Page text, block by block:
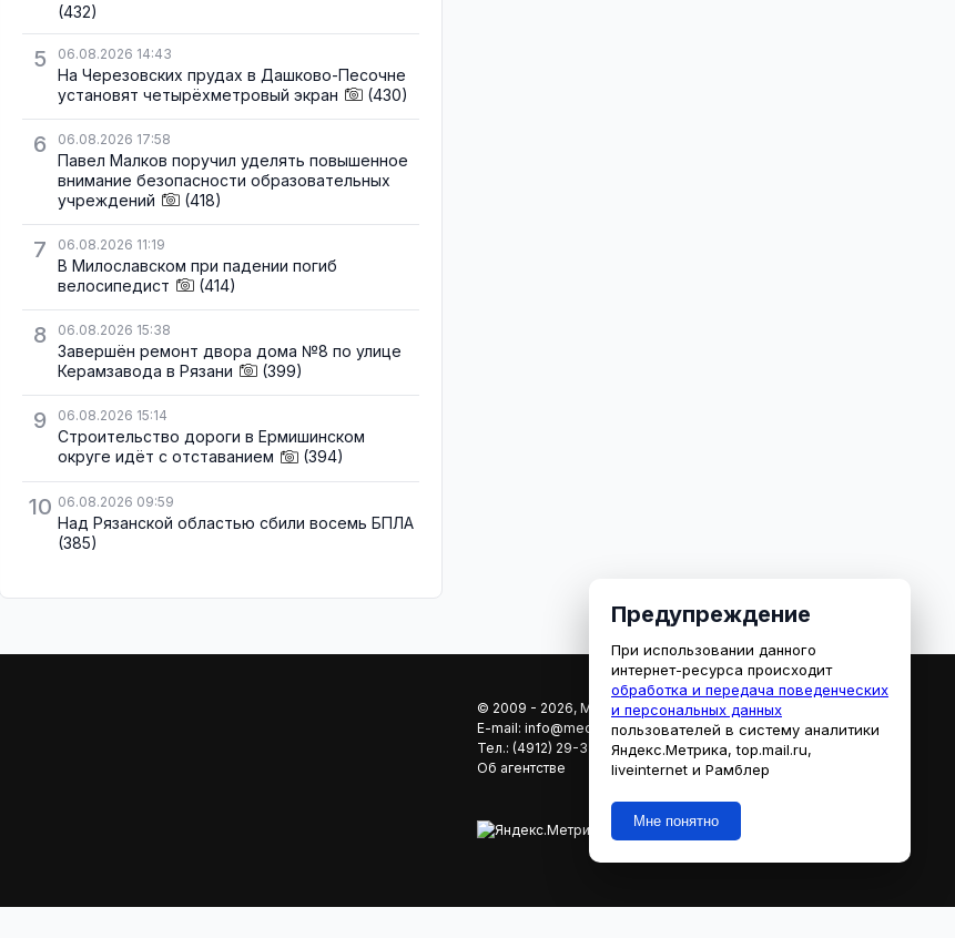
(432)
5 06.08.2026 14:43
На Черезовских прудах в Дашково-Песочне
установят четырёхметровый экран
(430)
6 06.08.2026 17:58
Павел Малков поручил уделять повышенное
внимание безопасности образовательных
учреждений
(418)
7 06.08.2026 11:19
В Милославском при падении погиб
велосипедист
(414)
8 06.08.2026 15:38
Завершён ремонт двора дома №8 по улице
Керамзавода в Рязани
(399)
9 06.08.2026 15:14
Строительство дороги в Ермишинском
округе идёт с отставанием
(394)
10 06.08.2026 09:59
Над Рязанской областью сбили восемь БПЛА
(385)
© 2009 - 2026, МЕДИАРЯЗАНЬ
E-mail: info@mediaryazan.ru, reklama@mediaryazan.ru
Тел.: (4912) 29-33-66
Об агентстве
Предупреждение
При использовании данного
интернет-ресурса происходит
обработка и передача поведенческих
и персональных данных
пользователей в систему аналитики
Яндекс.Метрика, top.mail.ru,
liveinternet и Рамблер
Мне понятно